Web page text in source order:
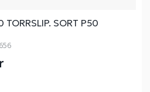
TORRSLIP. SORT P50